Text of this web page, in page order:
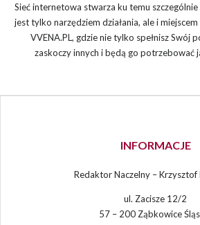
Sieć internetowa stwarza ku temu
jest tylko narzędziem działania, ale i
VVENA.PL, gdzie nie tylko spełnisz Swój
zaskoczy innych i będą go potrzebować
INFORMACJE
Redaktor Naczelny –
ul. Zacisze 12/2
57 – 200 Ząbkowice